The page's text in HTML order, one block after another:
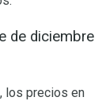
de diciembre
los precios en